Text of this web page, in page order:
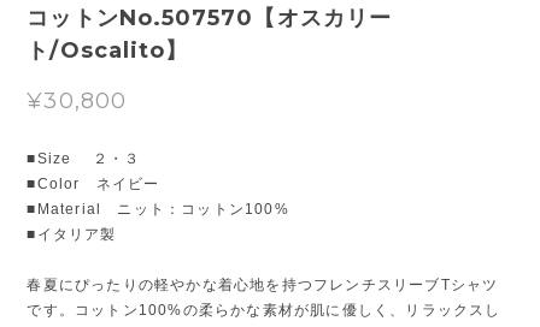
コットンNo.507570【オスカリー
ト/Oscalito】
¥30,800
■Size ２・３
■Color ネイビー
■Material ニット：コットン100%
■イタリア製
春夏にぴったりの軽やかな着心地を持つフレンチスリーブTシャツ
です。コットン100%の柔らかな素材が肌に優しく、リラックスし